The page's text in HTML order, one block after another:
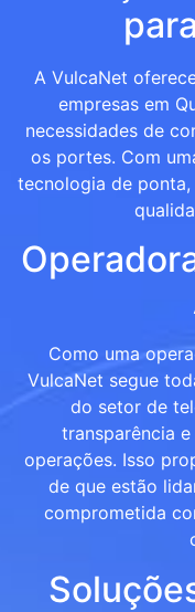
A VulcaNet
empresas em
necessidades de
os portes. Com
tecnologia de
Como uma
VulcaNet segue
do setor de
transparência
operações. Isso
de que estão
comprometida